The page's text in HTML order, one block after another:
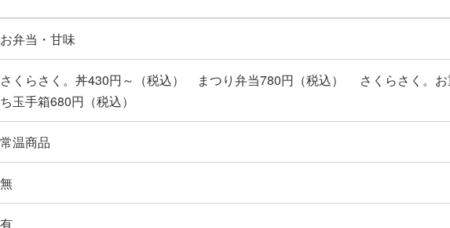
高知の障害のある人がつくる商品・サービスPRサイト
ム
とは
お弁当・甘味
さくらさく。丼430円～（税込） まつり弁当780円（税込） さくらさく。
ち玉手箱680円（税込）
常温商品
無
有